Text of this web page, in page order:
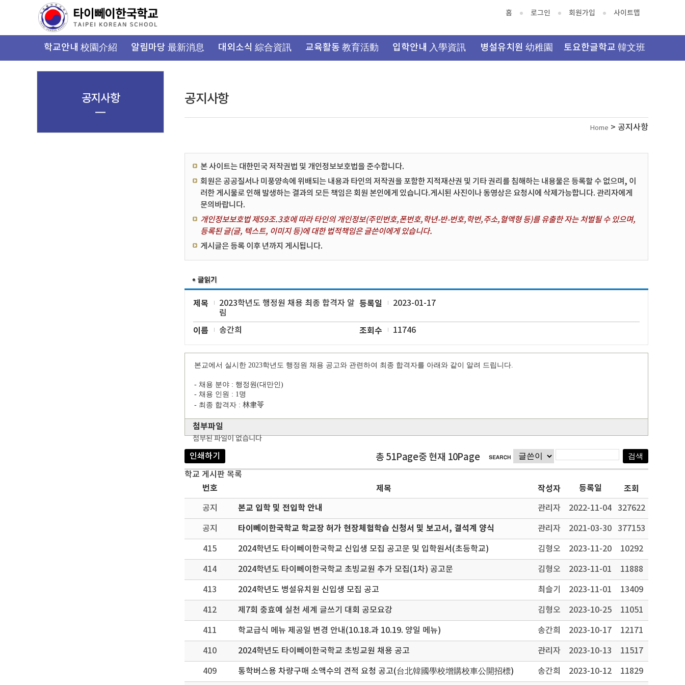
뉴
홈 로그인 회원가입 사이트맵
학교안내 校園介紹 알림마당 最新消息 대외소식 綜合資訊 교육활동 教育活動 입학안내 入學資訊 병설유치원 幼稚園 토요한글학교 韓文班
공지사항
Home > 공지사항
본 사이트는 대한민국 저작권법 및 개인정보보호법을 준수합니다.
회원은 공공질서나 미풍양속에 위배되는 내용과 타인의 저작권을 포함한 지적재산권 및 기타 권리를 침해하는 내용물은 등록할 수 없으며, 이
러한 게시물로 인해 발생하는 결과의 모든 책임은 회원 본인에게 있습니다.게시된 사진이나 동영상은 요청시에 삭제가능합니다. 관리자에게
문의바랍니다.
개인정보보호법 제59조.3호에 따라 타인의 개인정보(주민번호,폰번호,학년-반-번호,학번,주소,혈액형 등)를 유출한 자는 처벌될 수 있으며,
등록된 글(글, 텍스트, 이미지 등)에 대한 법적책임은 글쓴이에게 있습니다.
게시글은 등록 이후 년까지 게시됩니다.
제목
2023학년도 행정원 채용 최종 합격자 알
림
등록일 2023-01-17
이름 송간희 조회수 11746
본교에서 실시한 2023학년도 행정원 채용 공고와 관련하여 최종 합격자를 아래와 같이 알려 드립니다.
- 채용 분야 : 행정원(대만인)
- 채용 인원 : 1명
- 최종 합격자 : 林聿苓
첨부파일
첨부된 파일이 없습니다
인쇄하기 총 51Page중 현재 10Page
학교 게시판 목록
번호 제목 작성자 등록일 조회
공지 본교 입학 및 전입학 안내 관리자 2022-11-04 327622
공지 타이뻬이한국학교 학교장 허가 현장체험학습 신청서 및 보고서, 결석계 양식 관리자 2021-03-30 377153
415 2024학년도 타이뻬이한국학교 신입생 모집 공고문 및 입학원서(초등학교) 김형오 2023-11-20 10292
414 2024학년도 타이뻬이한국학교 초빙교원 추가 모집(1차) 공고문 김형오 2023-11-01 11888
413 2024학년도 병설유치원 신입생 모집 공고 최슬기 2023-11-01 13409
412 제7회 충효예 실천 세계 글쓰기 대회 공모요강 김형오 2023-10-25 11051
411 학교급식 메뉴 제공일 변경 안내(10.18.과 10.19. 양일 메뉴) 송간희 2023-10-17 12171
410 2024학년도 타이뻬이한국학교 초빙교원 채용 공고 관리자 2023-10-13 11517
409 통학버스용 차량구매 소액수의 견적 요청 공고(台北韓國學校增購校車公開招標) 송간희 2023-10-12 11829
공지사항